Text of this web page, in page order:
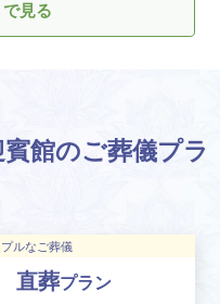
見る
館のご葬儀プラ
ルなご葬儀
直葬プラン